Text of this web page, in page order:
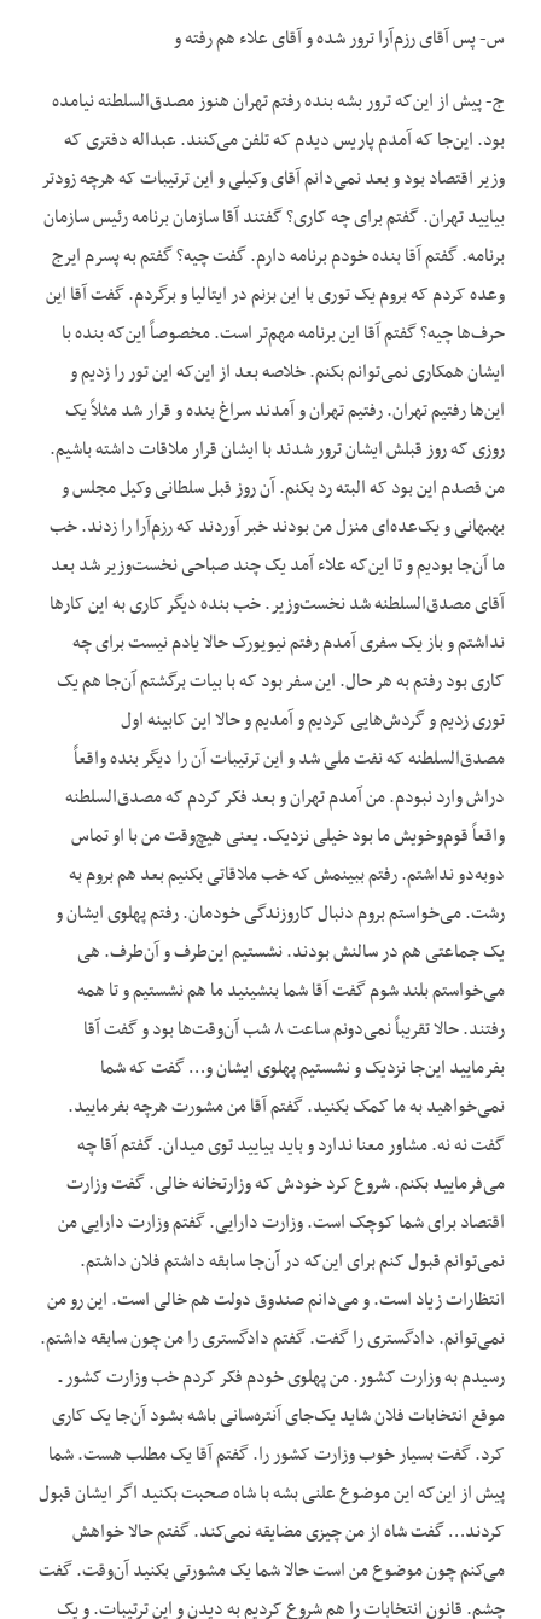
س- پس آقای رزم‌آرا ترور شده و آقای علاء هم رفته و
ج- پیش از این‌که ترور بشه بنده رفتم تهران هنوز مصدق‌السلطنه نیامده
بود. این‌جا که آمدم پاریس دیدم که تلفن می‌کنند. عبداله دفتری که
وزیر اقتصاد بود و بعد نمی‌دانم آقای وکیلی و این ترتیبات که هرچه زودتر
بیایید تهران. گفتم برای چه کاری؟ گفتند آقا سازمان برنامه رئیس سازمان
برنامه. گفتم آقا بنده خودم برنامه دارم. گفت چیه؟ گفتم به پسرم ایرج
وعده کردم که بروم یک توری با این بزنم در ایتالیا و برگردم. گفت آقا این
حرف‌ها چیه؟ گفتم آقا این برنامه مهم‌تر است. مخصوصاً این‌که بنده با
ایشان همکاری نمی‌توانم بکنم. خلاصه بعد از این‌که این تور را زدیم و
این‌ها رفتیم تهران. رفتیم تهران و آمدند سراغ بنده و قرار شد مثلاً یک
روزی که روز قبلش ایشان ترور شدند با ایشان قرار ملاقات داشته باشیم.
من قصدم این بود که البته رد بکنم. آن روز قبل سلطانی وکیل مجلس و
بهبهانی و یک‌عده‌ای منزل من بودند خبر آوردند که رزم‌آرا را زدند. خب
ما آن‌جا بودیم و تا این‌که علاء آمد یک چند صباحی نخست‌وزیر شد بعد
آقای مصدق‌السلطنه شد نخست‌وزیر. خب بنده دیگر کاری به این کارها
نداشتم و باز یک سفری آمدم رفتم نیویورک حالا یادم نیست برای چه
کاری بود رفتم به هر حال. این سفر بود که با بیات برگشتم آن‌جا هم یک
توری زدیم و گردش‌هایی کردیم و آمدیم و حالا این کابینه اول
مصدق‌السلطنه که نفت ملی شد و این ترتیبات آن را دیگر بنده واقعاً
دراش وارد نبودم. من آمدم تهران و بعد فکر کردم که مصدق‌السلطنه
واقعاً قوم‌وخویش‌ ما بود خیلی نزدیک. یعنی هیچ‌وقت من با او تماس
دوبه‌دو نداشتم. رفتم ببینمش که خب ملاقاتی بکنیم بعد هم بروم به
رشت. می‌خواستم بروم دنبال کاروزندگی خودمان. رفتم پهلوی ایشان و
یک جماعتی هم در سالنش بودند. نشستیم این‌طرف و آن‌طرف. هی
می‌خواستم بلند شوم گفت آقا شما بنشینید ما هم نشستیم و تا همه
رفتند. حالا تقریباً نمی‌دونم ساعت ۸ شب آن‌وقت‌ها بود و گفت آقا
بفرمایید این‌جا نزدیک و نشستیم پهلوی ایشان و… گفت که شما
نمی‌خواهید به ما کمک بکنید. گفتم آقا من مشورت هرچه بفرمایید.
گفت نه نه. مشاور معنا ندارد و باید بیایید توی میدان. گفتم آقا چه
می‌فرمایید بکنم. شروع کرد خودش که وزارتخانه خالی. گفت وزارت
اقتصاد برای شما کوچک است. وزارت دارایی. گفتم وزارت دارایی من
نمی‌توانم قبول کنم برای این‌که در آن‌جا سابقه داشتم فلان داشتم.
انتظارات زیاد است. و می‌دانم صندوق دولت هم خالی است. این رو من
نمی‌توانم. دادگستری را گفت. گفتم دادگستری را من چون سابقه داشتم.
رسیدم به وزارت کشور. من پهلوی خودم فکر کردم خب وزارت کشور ـ
موقع انتخابات فلان شاید یک‌جای آنتره‌سانی باشه بشود آن‌جا یک کاری
کرد. گفت بسیار خوب وزارت کشور را. گفتم آقا یک مطلب هست. شما
پیش از این‌که این موضوع علنی بشه با شاه صحبت بکنید اگر ایشان قبول
کردند… گفت شاه از من چیزی مضایقه نمی‌کند. گفتم حالا خواهش
می‌کنم چون موضوع من است حالا شما یک مشورتی بکنید آن‌وقت. گفت
چشم. قانون انتخابات را هم شروع کردیم به دیدن و این ترتیبات. و یک